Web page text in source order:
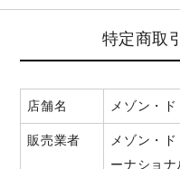
特定商取
店舗名 メゾン・
販売業者
メゾン・
ーナショナ